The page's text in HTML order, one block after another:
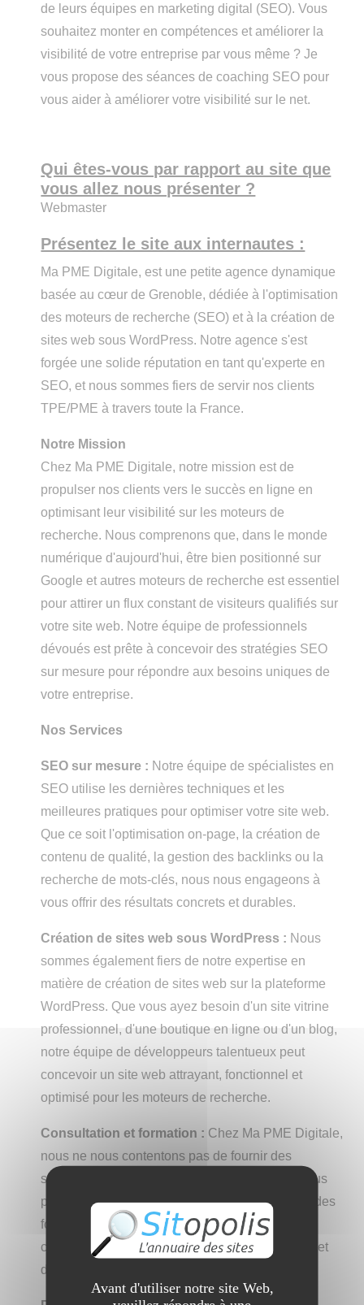
de leurs équipes en marketing digital (SEO). Vous
souhaitez monter en compétences et améliorer la
visibilité de votre entreprise par vous même ? Je
vous propose des séances de coaching SEO pour
vous aider à améliorer votre visibilité sur le net.
Qui êtes-vous par rapport au site que
vous allez nous présenter ?
Webmaster
Présentez le site aux internautes :
Ma PME Digitale, est une petite agence dynamique
basée au cœur de Grenoble, dédiée à l'optimisation
des moteurs de recherche (SEO) et à la création de
sites web sous WordPress. Notre agence s'est
forgée une solide réputation en tant qu'experte en
SEO, et nous sommes fiers de servir nos clients
TPE/PME à travers toute la France.
Notre Mission
Chez Ma PME Digitale, notre mission est de
propulser nos clients vers le succès en ligne en
optimisant leur visibilité sur les moteurs de
recherche. Nous comprenons que, dans le monde
numérique d'aujourd'hui, être bien positionné sur
Google et autres moteurs de recherche est essentiel
pour attirer un flux constant de visiteurs qualifiés sur
votre site web. Notre équipe de professionnels
dévoués est prête à concevoir des stratégies SEO
sur mesure pour répondre aux besoins uniques de
votre entreprise.
Nos Services
SEO sur mesure : Notre équipe de spécialistes en
SEO utilise les dernières techniques et les
meilleures pratiques pour optimiser votre site web.
Que ce soit l'optimisation on-page, la création de
contenu de qualité, la gestion des backlinks ou la
recherche de mots-clés, nous nous engageons à
vous offrir des résultats concrets et durables.
Création de sites web sous WordPress : Nous
sommes également fiers de notre expertise en
matière de création de sites web sur la plateforme
WordPress. Que vous ayez besoin d'un site vitrine
professionnel, d'une boutique en ligne ou d'un blog,
notre équipe de développeurs talentueux peut
concevoir un site web attrayant, fonctionnel et
optimisé pour les moteurs de recherche.
Consultation et formation : Chez Ma PME Digitale,
nous ne nous contentons pas de fournir des
services, nous croyons aussi en l'éducation. Nous
proposons des consultations personnalisées et des
formations pour aider nos clients à mieux
comprendre les tenants et aboutissants du SEO et
de la gestion de leur site web.
Avant d'utiliser notre site Web,